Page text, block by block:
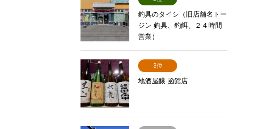
釣具のタイシ（旧店舗名トー
ジン 釣具、釣餌、２４時間
営業）
3位
地酒屋醸 函館店